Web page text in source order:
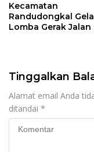
Kecamatan
Randudongkal
Lomba Gerak Jalan
Tinggalkan
Alamat email Anda
ditandai *